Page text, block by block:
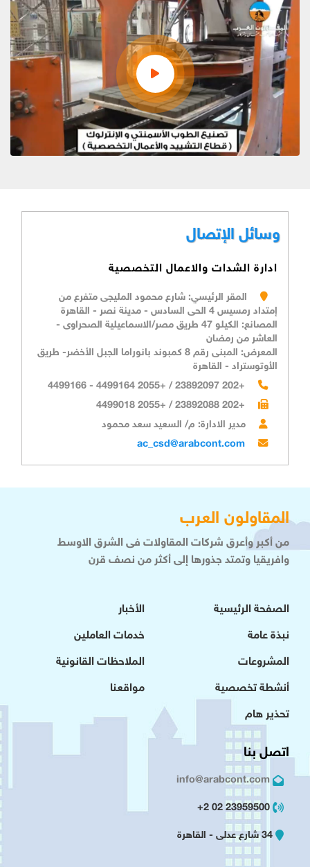
وسائل الإتصال
ادارة الشدات والاعمال التخصصية
المقر الرئيسي: شارع محمود المليجى متفرع من
إمتداد رمسيس 4 الحى السادس - مدينة نصر - القاهرة
المصانع: الكيلو 47 طريق مصر/الاسماعيلية الصحراوى -
العاشر من رمضان
المعرض: المبنى رقم 8 كمبوند بانوراما الجبل الأخضر- طريق
الأوتوستراد - القاهرة
+202 23892097 / +2055 4499164 - 4499166
+202 23892088 / +2055 4499018
مدير الادارة: م/ السعيد سعد محمود
ac_csd@arabcont.com
المقاولون العرب
من أكبر وأعرق شركات المقاولات فى الشرق الاوسط
وافريقيا وتمتد جذورها إلى أكثر من نصف قرن
الصفحة الرئيسية
نبذة عامة
المشروعات
أنشطة تخصصية
تحذير هام
الأخبار
خدمات العاملين
الملاحظات القانونية
مواقعنا
اتصل بنا
info@arabcont.com
23959500 02 2+
34 شارع عدلى - القاهرة